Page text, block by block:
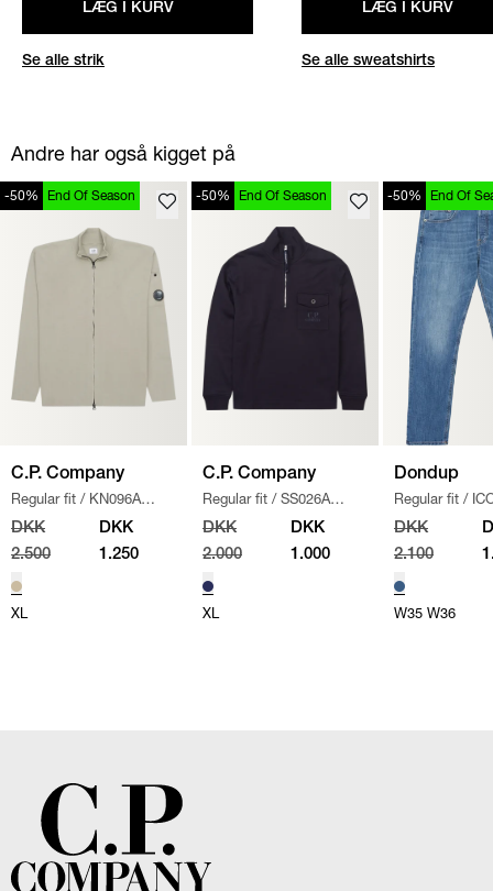
LÆG I KURV
Se alle strik
LÆG I KURV
Se alle sweatshirts
Andre har også kigget på
-50% End Of Season
C.P. Company
Regular fit / KN096A
110560A STRIK / SAND
DKK
2.500
DKK
1.250
XL
-50% End Of Season
C.P. Company
Regular fit / SS026A
005086W SWEATSHIRT
DKK
2.000
DKK
1.000
XL
-50% End Of
Dondup
Regular fit /
/ DENIM
DKK
2.100
W35 W36